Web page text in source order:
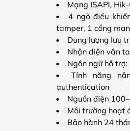
Mạng ISAPI,
4 ngõ điều
tamper, 1 cổng
Dung lượng lưu
Nhận diện vân
Ngôn ngữ hỗ
Tính năng
authentication
Nguồn điện
Môi trường hoạt
Bảo hành 24